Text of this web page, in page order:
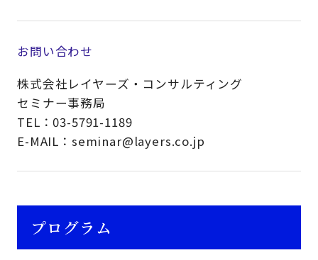
お問い合わせ
株式会社レイヤーズ・コンサルティング
セミナー事務局
TEL：03-5791-1189
E-MAIL：seminar@layers.co.jp
プログラム